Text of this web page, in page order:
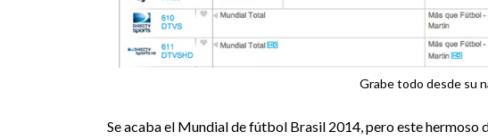
Grabe todo desde su
Se acaba el Mundial de fútbol Brasil 2014, pero este hermoso